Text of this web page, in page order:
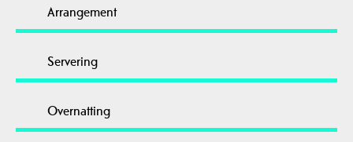
Arrangement
Servering
Overnatting